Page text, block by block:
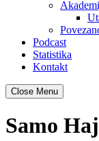
Podcast
Statistika
Kontakt
Close Menu
Samo